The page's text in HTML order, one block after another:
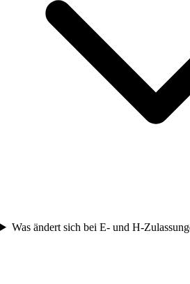
Was ändert sich bei E- und H-